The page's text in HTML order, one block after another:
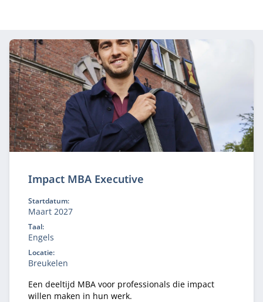
Impact MBA Executive
Startdatum:
Maart 2027
Taal:
Engels
Locatie:
Breukelen
Een deeltijd MBA voor professionals die impact
willen maken in hun werk.